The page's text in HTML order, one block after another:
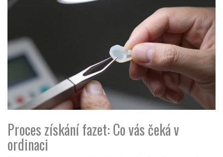
Proces získání fazet: Co vás čeká v
ordinaci